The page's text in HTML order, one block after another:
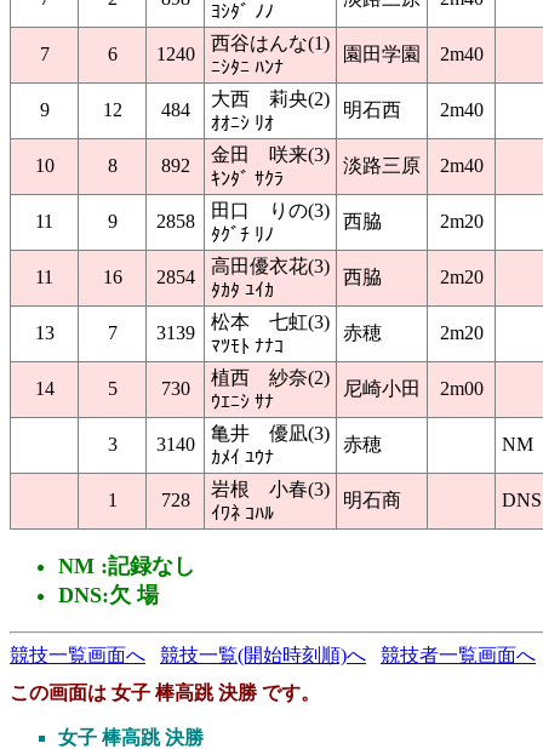
ﾖｼﾀﾞ ﾉﾉ
7 6 1240
西谷はんな(1)
ﾆｼﾀﾆ ﾊﾝﾅ
園田学園 2m40
9 12 484
大西 莉央(2)
ｵｵﾆｼ ﾘｵ
明石西 2m40
10 8 892
金田 咲来(3)
ｷﾝﾀﾞ ｻｸﾗ
淡路三原 2m40
11 9 2858
田口 りの(3)
ﾀｸﾞﾁ ﾘﾉ
西脇 2m20
11 16 2854
高田優衣花(3)
ﾀｶﾀ ﾕｲｶ
西脇 2m20
13 7 3139
松本 七虹(3)
ﾏﾂﾓﾄ ﾅﾅｺ
赤穂 2m20
14 5 730
植西 紗奈(2)
ｳｴﾆｼ ｻﾅ
尼崎小田 2m00
3 3140
亀井 優凪(3)
ｶﾒｲ ﾕｳﾅ
赤穂 NM
1 728
岩根 小春(3)
ｲﾜﾈ ｺﾊﾙ
明石商 DNS
NM :記録なし
DNS:欠 場
競技一覧画面へ 競技一覧(開始時刻順)へ
競技者一覧画面へ
この画面は 女子 棒高跳 決勝 です。
女子 棒高跳 決勝